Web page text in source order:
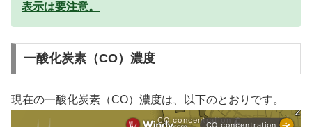
表示は要注意。
一酸化炭素（CO）濃度
現在の一酸化炭素（CO）濃度は、以下のとおりです。